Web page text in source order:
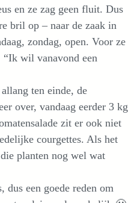
en ze zag geen fluit. Dus
bril op – naar de zaak in
zondag, open. Voor ze
“Ik wil vanavond een
ten einde, de
over, vandaag eerder 3 kg
zit er ook niet
courgettes. Als het
planten nog wel wat
dus een goede reden om